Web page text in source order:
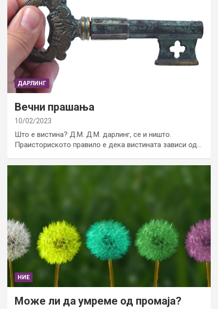
ДАРЛИНГ
Вечни прашања
10/02/2023
Што е вистина? Д.М. Д.М. дарлинг, се и ништо.
Праисториското правило е дека вистината зависи од…
НИЕ
Може ли да умреме од промаја?